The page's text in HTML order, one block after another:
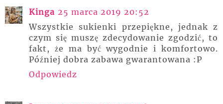
Kinga 25 marca 2019 20:52
Wszystkie sukienki przepiękne, jednak z
czym się muszę zdecydowanie zgodzić, to
fakt, że ma być wygodnie i komfortowo.
Później dobra zabawa gwarantowana :P
Odpowiedz